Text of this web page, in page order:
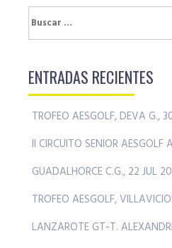
Buscar:
ENTRADAS RECIENTES
TROFEO AESGOLF, DEVA G.,
II CIRCUITO SENIOR AESGOLF
GUADALHORCE C.G., 22 JUL
TROFEO AESGOLF,
LANZAROTE GT-T.